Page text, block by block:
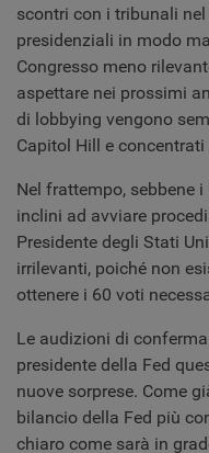
scontri con i tribunali
presidenziali in modo
Congresso meno
aspettare nei prossimi
di lobbying vengono
Capitol Hill e
Nel frattempo, sebbene
inclini ad avviare
Presidente degli Stati
irrilevanti, poiché non
ottenere i 60 voti
Le audizioni di
presidente della Fed
nuove sorprese. Come
bilancio della Fed più
chiaro come sarà in